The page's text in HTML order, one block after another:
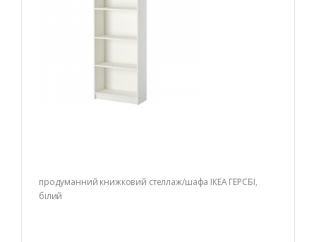
продуманний книжковий стеллаж/шафа ІКЕА ГЕРСБІ,
білий